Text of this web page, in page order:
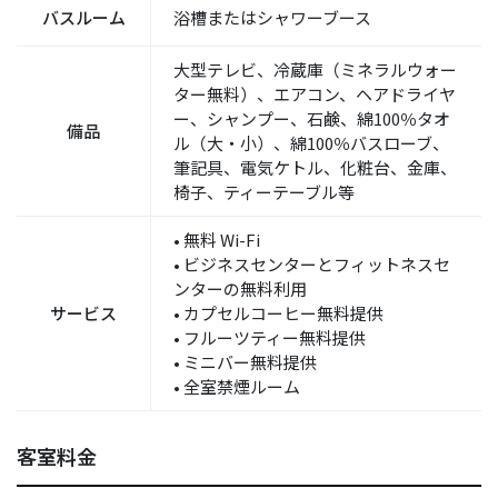
バスルーム 浴槽またはシャワーブース
備品
大型テレビ、冷蔵庫（ミネラルウォー
ター無料）、エアコン、ヘアドライヤ
ー、シャンプー、石鹸、綿100％タオ
ル（大・小）、綿100％バスローブ、
筆記具、電気ケトル、化粧台、金庫、
椅子、ティーテーブル等
サービス
• 無料 Wi-Fi
• ビジネスセンターとフィットネスセ
ンターの無料利用
• カプセルコーヒー無料提供
• フルーツティー無料提供
• ミニバー無料提供
• 全室禁煙ルーム
客室料金